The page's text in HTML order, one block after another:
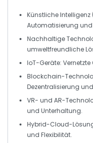
Künstliche Intelligenz
Automatisierung
Nachhaltige
umweltfreundliche
IoT-Geräte:
Blockchain-
Dezentralisierung
VR- und AR-
und Unterhaltung.
Hybrid-Cloud-
und Flexibilität.